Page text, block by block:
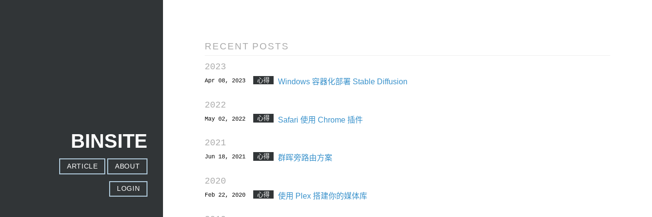
BINSITE
ARTICLE ABOUT
LOGIN
RECENT POSTS
2023
Apr 08, 2023 心得 Windows 容器化部署 Stable Diffusion
2022
May 02, 2022 心得 Safari 使用 Chrome 插件
2021
Jun 18, 2021 心得 群晖旁路由方案
2020
Feb 22, 2020 心得 使用 Plex 搭建你的媒体库